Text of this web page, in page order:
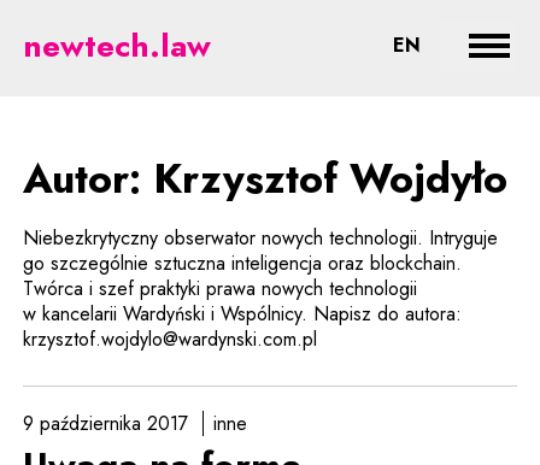
Wojdyło - prawne aspekty
newtech.law EN CHANGE
Autor: Krzysztof Wojdyło
Niebezkrytyczny obserwator nowych technologii. Intryguje
go szczególnie sztuczna inteligencja oraz blockchain.
Twórca i szef praktyki prawa nowych technologii
w kancelarii Wardyński i Wspólnicy. Napisz do autora:
krzysztof.wojdylo@wardynski.com.pl
9 października 2017 inne